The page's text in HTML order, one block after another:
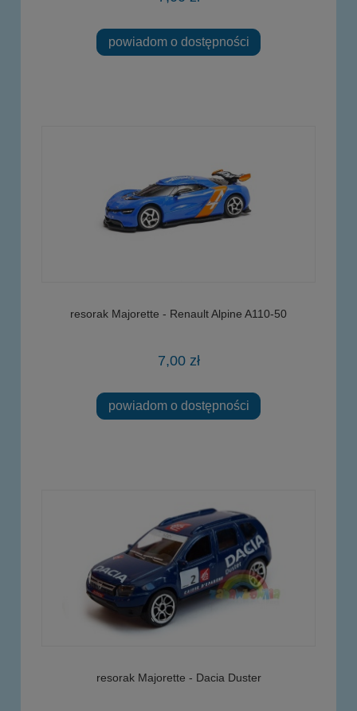
powiadom o dostępności
resorak Majorette - Renault Alpine A110-50
7,00 zł
powiadom o dostępności
resorak Majorette - Dacia Duster